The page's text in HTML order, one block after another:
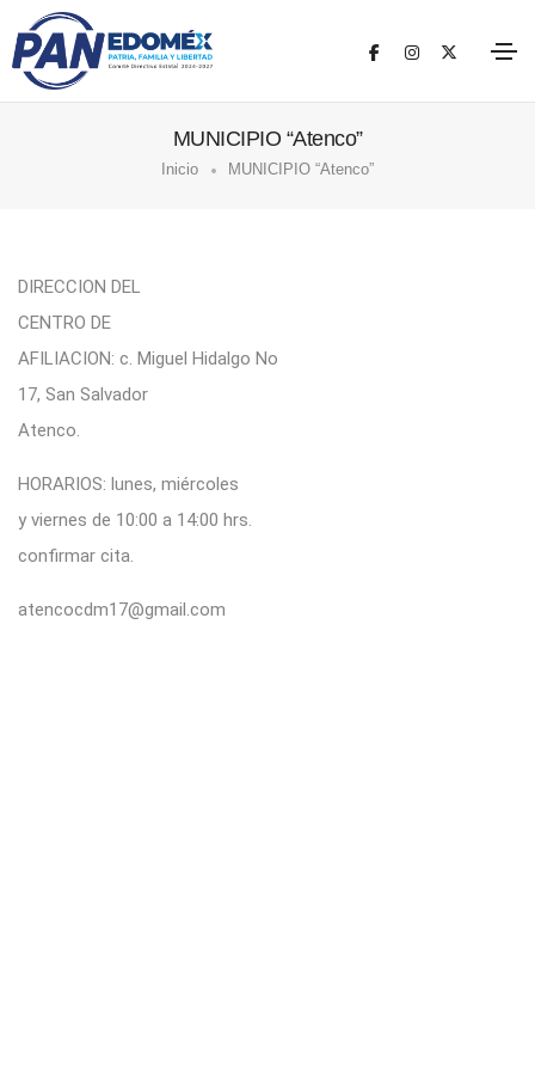
MUNICIPIO “Atenco”
Inicio MUNICIPIO “Atenco”
DIRECCION DEL
CENTRO DE
AFILIACION: c. Miguel Hidalgo No
17, San Salvador
Atenco.
HORARIOS: lunes, miércoles
y viernes de 10:00 a 14:00 hrs.
confirmar cita.
atencocdm17@gmail.com